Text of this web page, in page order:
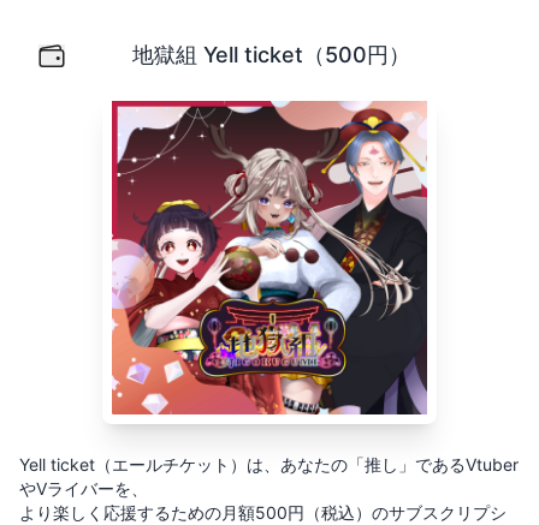
地獄組 Yell ticket（500円）
Yell ticket（エールチケット）は、あなたの「推し」であるVtuber
やVライバーを、
より楽しく応援するための月額500円（税込）のサブスクリプシ